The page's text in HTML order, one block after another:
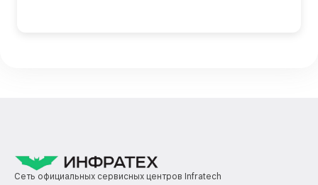
Сеть официальных сервисных центров Infratech